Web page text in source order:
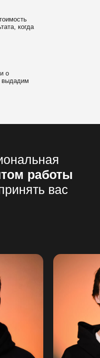
когда
о
выдадим
работы
вас